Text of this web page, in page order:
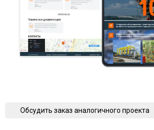
Обсудить заказ аналогичного проекта